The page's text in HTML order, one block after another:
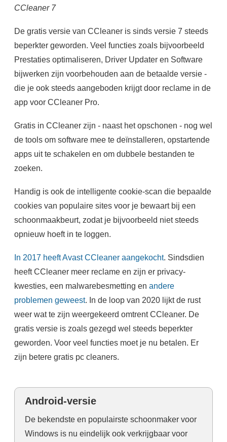
CCleaner 7
De gratis versie van CCleaner is sinds versie 7 steeds
beperkter geworden. Veel functies zoals bijvoorbeeld
Prestaties optimaliseren, Driver Updater en Software
bijwerken zijn voorbehouden aan de betaalde versie -
die je ook steeds aangeboden krijgt door reclame in de
app voor CCleaner Pro.
Gratis in CCleaner zijn - naast het opschonen - nog wel
de tools om software mee te deïnstalleren, opstartende
apps uit te schakelen en om dubbele bestanden te
zoeken.
Handig is ook de intelligente cookie-scan die bepaalde
cookies van populaire sites voor je bewaart bij een
schoonmaakbeurt, zodat je bijvoorbeeld niet steeds
opnieuw hoeft in te loggen.
In 2017 heeft Avast CCleaner aangekocht. Sindsdien
heeft CCleaner meer reclame en zijn er privacy-
kwesties, een malwarebesmetting en andere
problemen geweest. In de loop van 2020 lijkt de rust
weer wat te zijn weergekeerd omtrent CCleaner. De
gratis versie is zoals gezegd wel steeds beperkter
geworden. Voor veel functies moet je nu betalen. Er
zijn betere gratis pc cleaners.
Android-versie
De bekendste en populairste schoonmaker voor
Windows is nu eindelijk ook verkrijgbaar voor